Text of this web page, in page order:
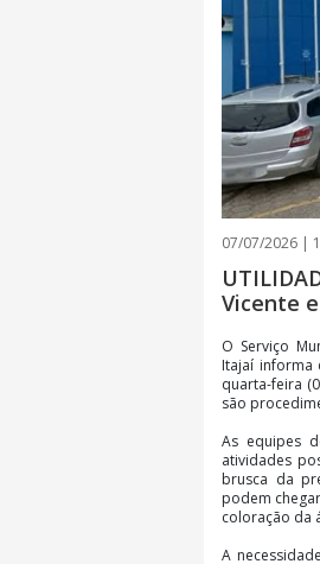
07/07/2026 |
Vicente
O Serviço
Itajaí informa
quarta-feira
são
As equipes
atividades
brusca da
podem
coloração da
A